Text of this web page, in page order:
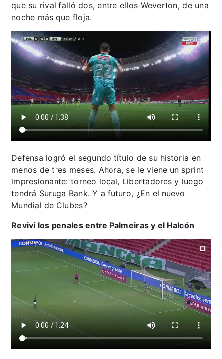
que su rival falló dos, entre ellos Weverton, de una
noche más que floja.
Defensa logró el segundo título de su historia en
menos de tres meses. Ahora, se le viene un sprint
impresionante: torneo local, Libertadores y luego
tendrá Suruga Bank. Y a futuro, ¿En el nuevo
Mundial de Clubes?
Reviví los penales entre Palmeiras y el Halcón